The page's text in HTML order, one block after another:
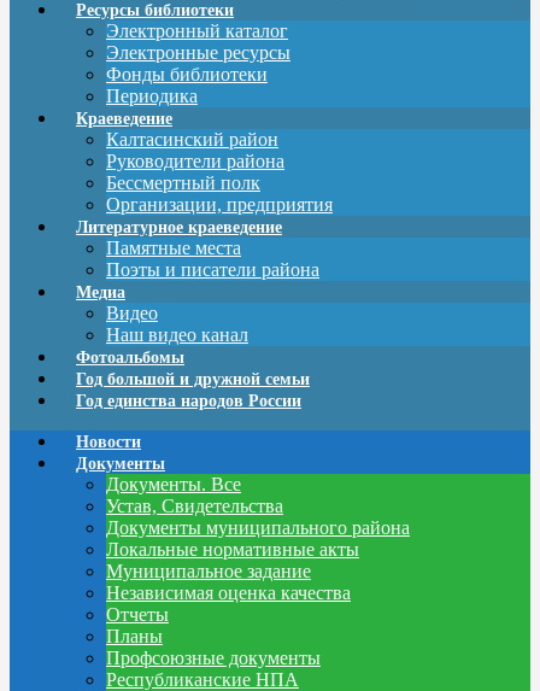
Ресурсы библиотеки
Электронный каталог
Электронные ресурсы
Фонды библиотеки
Периодика
Краеведение
Калтасинский район
Руководители района
Бессмертный полк
Организации, предприятия
Литературное краеведение
Памятные места
Поэты и писатели района
Медиа
Видео
Наш видео канал
Фотоальбомы
Год большой и дружной семьи
Год единства народов России
Новости
Документы
Документы. Все
Устав, Свидетельства
Документы муниципального района
Локальные нормативные акты
Муниципальное задание
Независимая оценка качества
Отчеты
Планы
Профсоюзные документы
Республиканские НПА